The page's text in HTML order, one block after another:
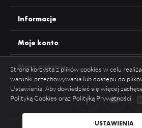
Informacje
Moje konto
Masz pytanie
Strona korzysta z plików cookies w celu
warunki przechowywania lub dostępu do
Ustawienia. Aby dowiedzieć się więcej
Polityką Cookies oraz Polityką Prywatności.
USTAWIENIA